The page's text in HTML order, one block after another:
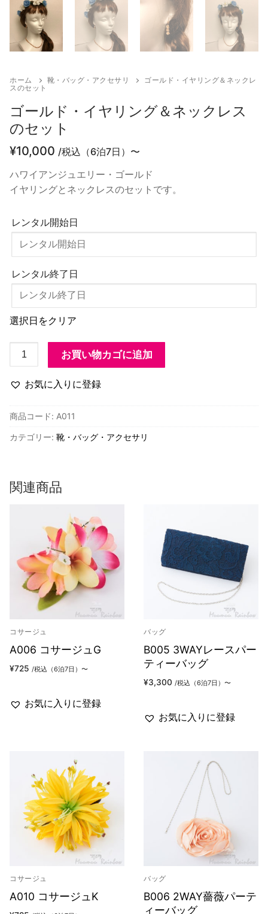
ホーム 靴・バッグ・アクセサリ
ゴールド・イヤリング＆ネックレ
スのセット
ゴールド・イヤリング＆ネックレス
のセット
¥10,000 /税込（6泊7日）〜
ハワイアンジュエリー・ゴールド
イヤリングとネックレスのセットです。
レンタル開始日
レンタル終了日
選択日をクリア
ー
ル
ド・
ヤ
リ
＆
ス
ト
個
お買い物カゴに追加
お気に入りに登録
商品コード: A011
カテゴリー: 靴・バッグ・アクセサリ
関連商品
コサージュ
A006 コサージュG
¥725 /税込（6泊7日）〜
お気に入りに登録
バッグ
B005 3WAYレースパー
ティーバッグ
¥3,300 /税込（6泊7日）〜
お気に入りに登録
コサージュ
A010 コサージュK
バッグ
B006 2WAY薔薇パーテ
ィーバッグ